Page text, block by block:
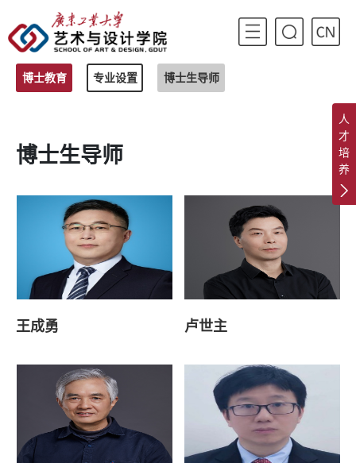
人
才
培
养
博士教育 专业设置 博士生导师
博士生导师
王成勇 卢世主